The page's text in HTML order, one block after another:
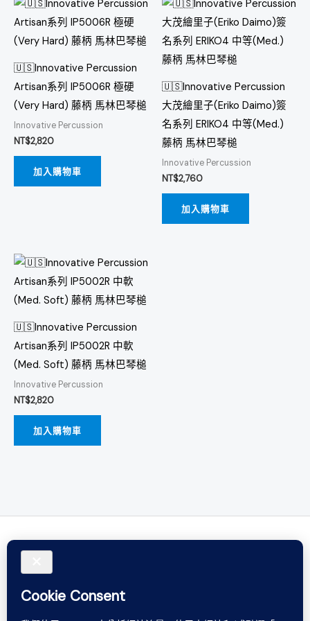
🇺🇸Innovative Percussion
Artisan系列 IP5006R 極硬
(Very Hard) 藤柄 馬林巴琴槌
Innovative Percussion
NT$2,820
加入購物車
🇺🇸Innovative Percussion
大茂繪里子(Eriko Daimo)簽
名系列 ERIKO4 中等(Med.)
藤柄 馬林巴琴槌
Innovative Percussion
NT$2,760
加入購物車
🇺🇸Innovative Percussion
Artisan系列 IP5002R 中軟
(Med. Soft) 藤柄 馬林巴琴槌
Innovative Percussion
NT$2,820
加入購物車
Do not rely on words. Believe in sound.